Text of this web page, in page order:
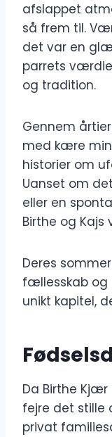
afslappet
så frem til.
det var en
parrets
og tradition.
Gennem
med kære
historier om
Uanset om
eller en
Birthe og
Deres
fællesskab og
unikt kapitel,
Da Birthe
fejre det stille
privat